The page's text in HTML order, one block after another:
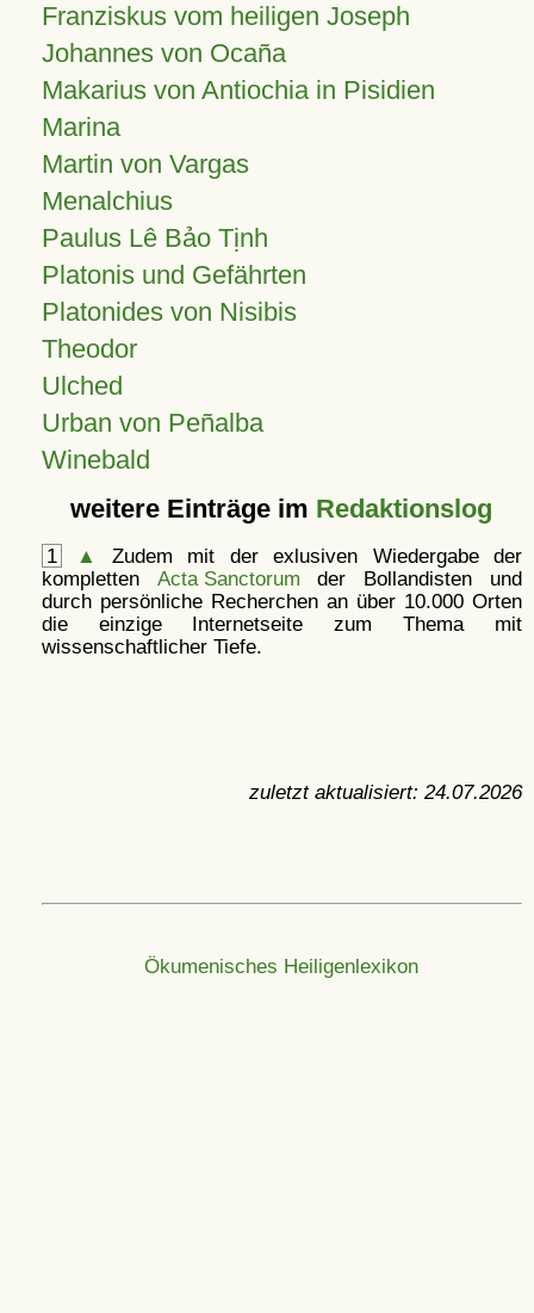
Franziskus vom heiligen Joseph
Johannes von Ocaña
Makarius von Antiochia in Pisidien
Marina
Martin von Vargas
Menalchius
Paulus Lê Bảo Tịnh
Platonis und Gefährten
Platonides von Nisibis
Theodor
Ulched
Urban von Peñalba
Winebald
weitere Einträge im Redaktionslog
1 ▲
Zudem mit der exlusiven Wiedergabe der
kompletten Acta Sanctorum der Bollandisten und
durch persönliche Recherchen an über 10.000 Orten
die einzige Internetseite zum Thema mit
wissenschaftlicher Tiefe.
zuletzt aktualisiert: 24.07.2026
Ökumenisches Heiligenlexikon